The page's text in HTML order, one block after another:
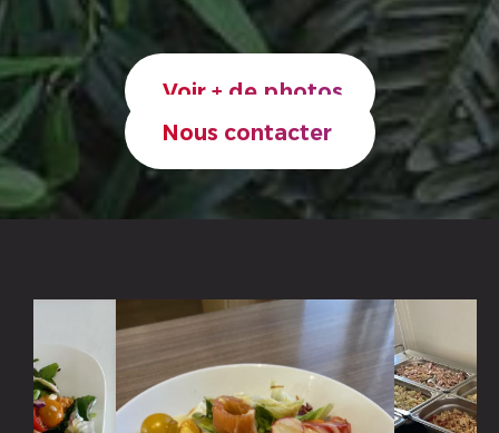
Voir + de photos
Nous contacter